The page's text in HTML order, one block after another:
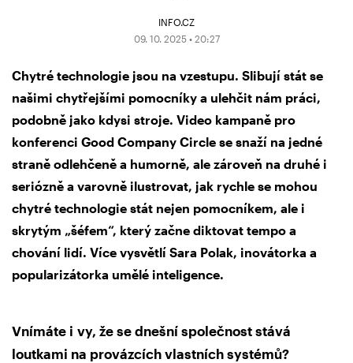
INFO.CZ
09. 10. 2025 • 20:27
Chytré technologie jsou na vzestupu. Slibují stát se
našimi chytřejšími pomocníky a ulehčit nám práci,
podobně jako kdysi stroje. Video kampaně pro
konferenci Good Company Circle se snaží na jedné
straně odlehčeně a humorně, ale zároveň na druhé i
seriózně a varovně ilustrovat, jak rychle se mohou
chytré technologie stát nejen pomocníkem, ale i
skrytým „šéfem“, který začne diktovat tempo a
chování lidí. Více vysvětlí Sara Polak, inovátorka a
popularizátorka umělé inteligence.
Vnímáte i vy, že se dnešní společnost stává
loutkami na provázcích vlastních systémů?